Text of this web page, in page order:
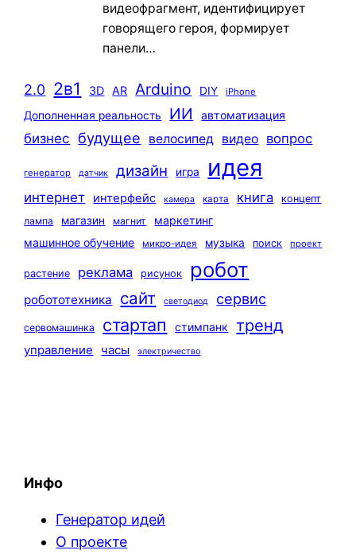
видеофрагмент, идентифицирует
говорящего героя, формирует
панели…
2.0 2в1 3D AR Arduino DIY iPhone
Дополненная реальность ИИ автоматизация
бизнес будущее велосипед видео вопрос
генератор датчик дизайн игра идея
интернет интерфейс камера карта книга
концепт
лампа
магазин магнит
маркетинг
машинное обучение
микро-идея музыка поиск проект
растение реклама рисунок робот
робототехника сайт светодиод сервис
сервомашинка стартап стимпанк тренд
управление часы электричество
Инфо
Генератор идей
О проекте